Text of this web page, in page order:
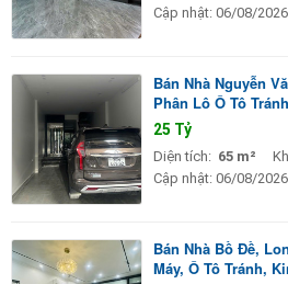
Cập nhật: 06/08/2026
Bán Nhà Nguyễn
Phân Lô Ô Tô
25 Tỷ
Diện tích: 65 m²
Cập nhật: 06/08/2026
Bán Nhà Bồ Đề,
Máy, Ô Tô Tránh,